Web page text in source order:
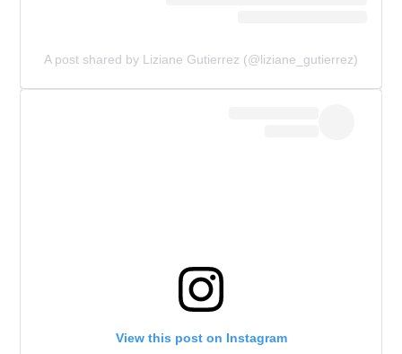
A post shared by Liziane Gutierrez (@liziane_gutierrez)
View this post on Instagram